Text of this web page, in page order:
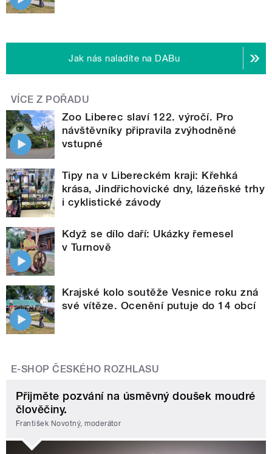
Jak nás naladíte na DABu
VÍCE Z POŘADU
Zoo Liberec slaví 122. výročí. Pro
návštěvníky připravila zvýhodněné
vstupné
Tipy na v Libereckém kraji: Křehká
krása, Jindřichovické dny, lázeňské trhy
i cyklistické závody
Když se dílo daří: Ukázky řemesel
v Turnově
Krajské kolo soutěže Vesnice roku zná
své vítěze. Ocenění putuje do 14 obcí
E-SHOP ČESKÉHO ROZHLASU
Přijměte pozvání na úsměvný doušek moudré
člověčiny.
František Novotný, moderátor